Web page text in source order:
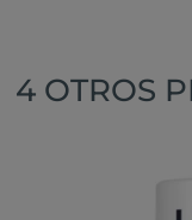
4 OTROS